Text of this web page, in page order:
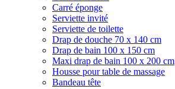
Carré éponge
Serviette invité
Serviette de toilette
Drap de douche 70 x 140 cm
Drap de bain 100 x 150 cm
Maxi drap de bain 100 x 200 cm
Housse pour table de massage
Bandeau tête